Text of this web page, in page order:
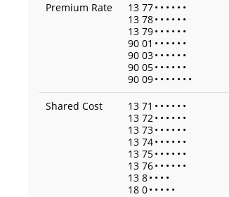
Premium Rate
13 77• • • • • •
13 78• • • • • •
13 79• • • • • •
90 01 • • • • • •
90 03• • • • • •
90 05• • • • • •
90 09• • • • • • •
Shared Cost
13 71 • • • • • •
13 72• • • • • •
13 73• • • • • •
13 74• • • • • •
13 75• • • • • •
13 76• • • • • •
13 8• • • •
18 0• • • • •